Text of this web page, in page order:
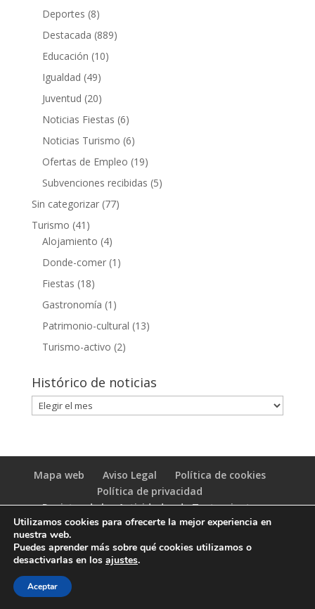
Deportes (8)
Destacada (889)
Educación (10)
Igualdad (49)
Juventud (20)
Noticias Fiestas (6)
Noticias Turismo (6)
Ofertas de Empleo (19)
Subvenciones recibidas (5)
Sin categorizar(77)
Turismo (41)
Alojamiento (4)
Donde-comer(1)
Fiestas (18)
Gastronomía (1)
Patrimonio-cultural (13)
Turismo-activo (2)
Histórico de noticias
Histórico
de
Mapa web Aviso Legal
Política de cookies
Política de privacidad
Registro de las Actividades de Tratamiento
(RAT)
Utilizamos cookies para ofrecerte la mejor experiencia en
nuestra web.
Puedes aprender más sobre qué cookies utilizamos o
desactivarlas en los ajustes.
Aceptar